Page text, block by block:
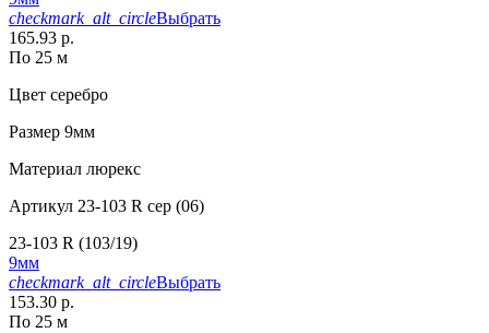
checkmark_alt_circleВыбрать
165.93 р.
По 25 м
Цвет серебро
Размер 9мм
Материал люрекс
Артикул 23-103 R сер (06)
23-103 R (103/19)
9мм
checkmark_alt_circleВыбрать
153.30 р.
По 25 м